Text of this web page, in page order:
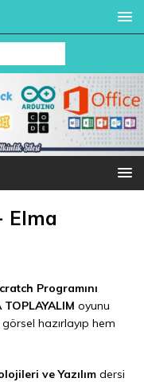
Elma
Programını
TOPLAYALIM oyunu
hazırlayıp hem
ve Yazılım dersi